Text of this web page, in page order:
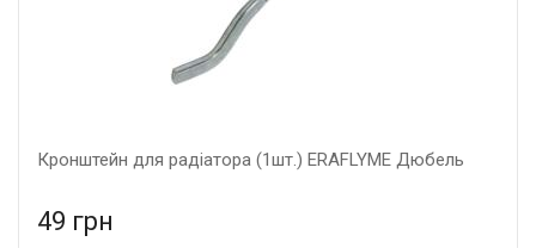
Кронштейн для радіатора (1шт.) ERAFLYME Дюбель
49 грн